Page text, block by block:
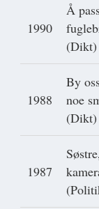
1990
Å
(Dikt)
1988
By
noe
(Dikt)
1987
Søstre,